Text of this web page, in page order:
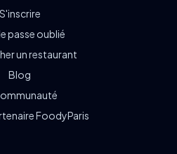
S'inscrire
passe oublié
un restaurant
Blog
FoodyParis